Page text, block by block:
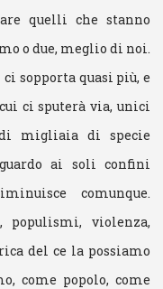
quelli che stanno
o due, meglio di noi.
sopporta quasi più, e
ci sputerà via, unici
migliaia di specie
ai soli confini
comunque.
populismi, violenza,
del ce la possiamo
come popolo, come